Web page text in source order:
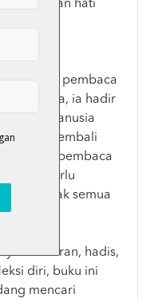
hati
pada
pembaca
Sebaliknya, ia hadir
luka manusia
hati kembali
pembaca
luka perlu
dan tidak semua
hilang.
al-Quran, hadis,
diri, buku ini
mencari